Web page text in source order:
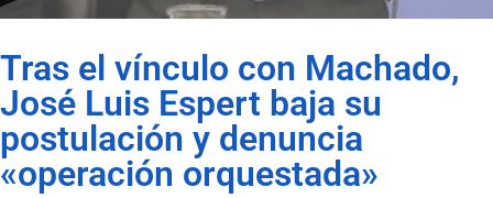
Tras el vínculo con Machado,
José Luis Espert baja su
postulación y denuncia
«operación orquestada»